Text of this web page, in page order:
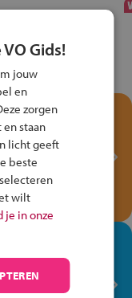
met het
Verkeersspel
fiets!
je op je
jouw talent
Gids!
jouw
en
zorgen
staan
licht geeft
beste
wilt
je in onze